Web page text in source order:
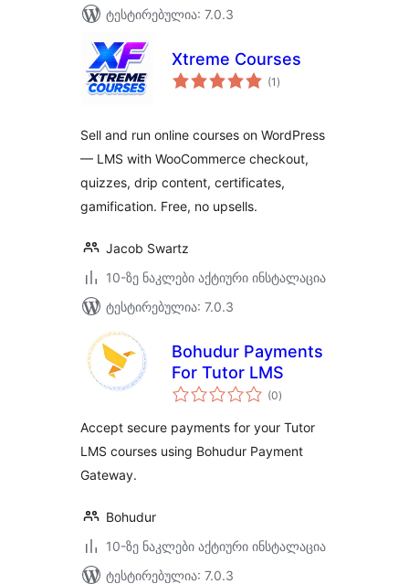
ტესტირებულია: 7.0.3
Xtreme Courses
(1 საერთო
რეიტინგი
)
Sell and run online courses on WordPress
— LMS with WooCommerce checkout,
quizzes, drip content, certificates,
gamification. Free, no upsells.
Jacob Swartz
10-ზე ნაკლები აქტიური ინსტალაცია
ტესტირებულია: 7.0.3
Bohudur Payments
For Tutor LMS
(0საერთო
რეიტინგი
)
Accept secure payments for your Tutor
LMS courses using Bohudur Payment
Gateway.
Bohudur
10-ზე ნაკლები აქტიური ინსტალაცია
ტესტირებულია: 7.0.3